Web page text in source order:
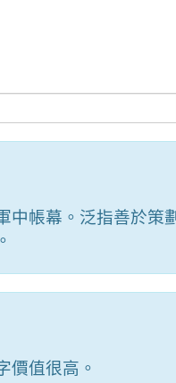
中帳幕。泛指善於策
價值很高。